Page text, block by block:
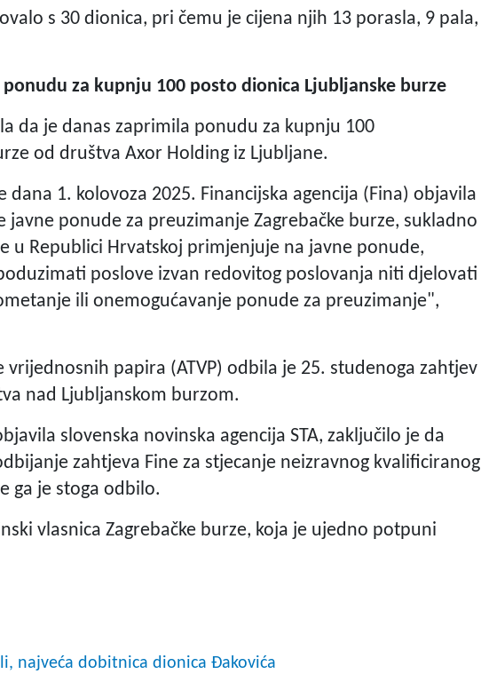
s 30 dionica, pri čemu je cijena njih 13 porasla, 9 pala,
za kupnju 100 posto dionica Ljubljanske burze
da je danas zaprimila ponudu za kupnju 100
od društva Axor Holding iz Ljubljane.
dana 1. kolovoza 2025. Financijska agencija (Fina) objavila
ponude za preuzimanje Zagrebačke burze, sukladno
u Republici Hrvatskoj primjenjuje na javne ponude,
poslove izvan redovitog poslovanja niti djelovati
ili onemogućavanje ponude za preuzimanje",
vrijednosnih papira (ATVP) odbila je 25. studenoga zahtjev
nad Ljubljanskom burzom.
slovenska novinska agencija STA, zaključilo je da
zahtjeva Fine za stjecanje neizravnog kvalificiranog
ga je stoga odbilo.
vlasnica Zagrebačke burze, koja je ujedno potpuni
najveća dobitnica dionica Đakovića